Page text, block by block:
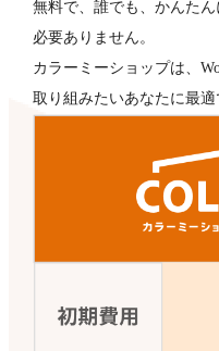
無料で、誰でも、かんた
必要ありません。
カラーミーショップは、
取り組みたいあなたに最適